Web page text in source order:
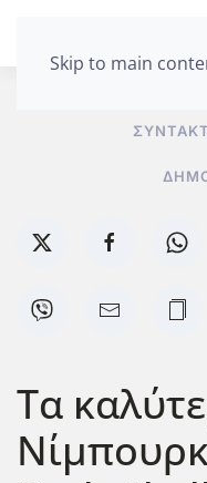
Skip to main
Τα